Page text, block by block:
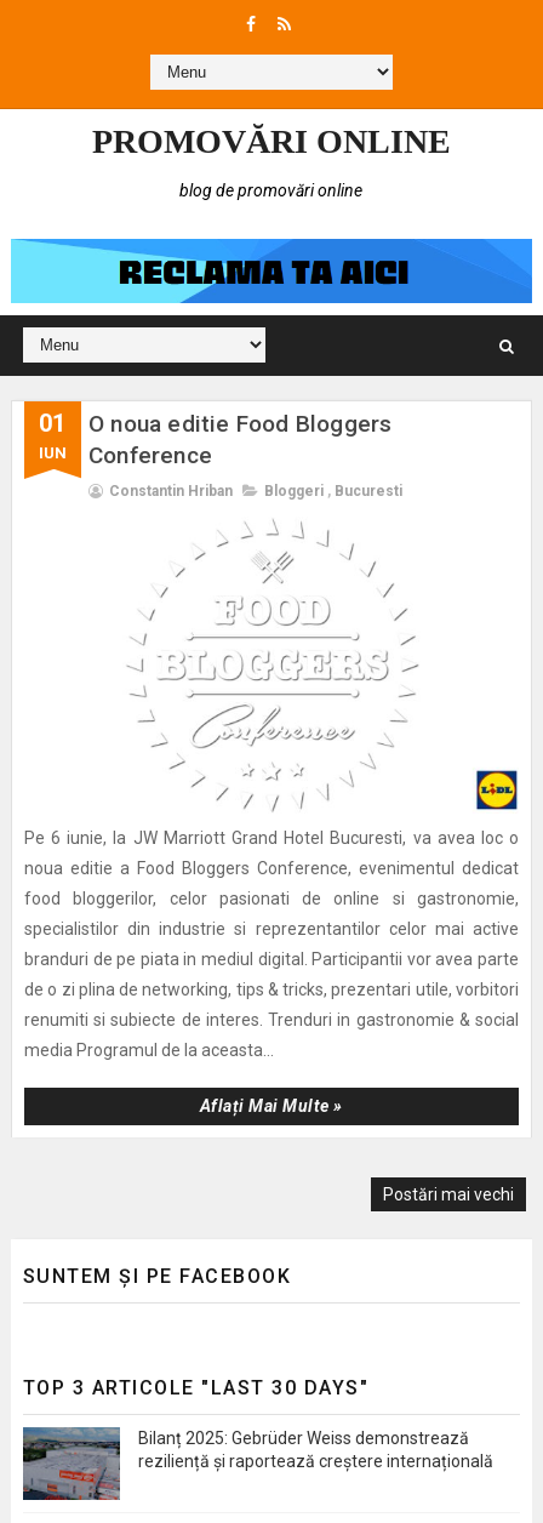
PROMOVĂRI ONLINE
blog de promovări online
01
IUN
O noua editie Food Bloggers
Conference
Constantin Hriban Bloggeri , Bucuresti
Pe 6 iunie, la JW Marriott Grand Hotel Bucuresti, va avea loc o
noua editie a Food Bloggers Conference, evenimentul dedicat
food bloggerilor, celor pasionati de online si gastronomie,
specialistilor din industrie si reprezentantilor celor mai active
branduri de pe piata in mediul digital. Participantii vor avea parte
de o zi plina de networking, tips & tricks, prezentari utile, vorbitori
renumiti si subiecte de interes. Trenduri in gastronomie & social
media Programul de la aceasta...
Aflați Mai Multe »
Postări mai vechi
SUNTEM ȘI PE FACEBOOK
TOP 3 ARTICOLE "LAST 30 DAYS"
Bilanț 2025: Gebrüder Weiss demonstrează
reziliență și raportează creștere internațională